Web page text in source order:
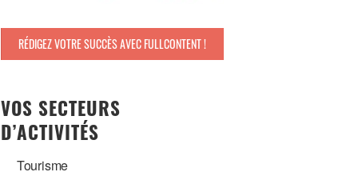
RÉDIGEZ VOTRE SUCCÈS AVEC FULLCONTENT !
VOS SECTEURS
D’ACTIVITÉS
Tourisme